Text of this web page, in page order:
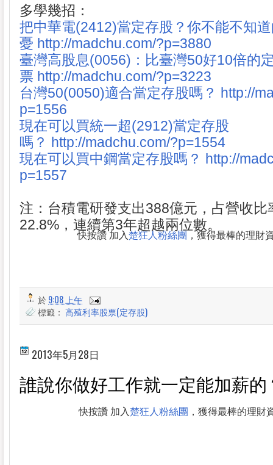
多學幾招：
把中華電(2412)當定存股？你不能不知
憂 http://madchu.com/?p=3880
臺灣高股息(0056)：比臺灣50好10倍的
票 http://madchu.com/?p=3223
台灣50(0050)適合當定存股嗎？ http://
p=1556
現在可以買統一超(2912)當定存股
嗎？ http://madchu.com/?p=1554
現在可以買中鋼當定存股嗎？ http://
p=1557
注：台積電研發支出388億元，占營收比
22.8%，連續第3年超越兩位數。
快按讚 加入楚狂人粉絲團 ，獲得最棒的理財
於9:08 上午
標籤： 高殖利率股票(定存股)
2013年5月28日
誰說你做好工作就一定能加薪的
快按讚 加入楚狂人粉絲團 ，獲得最棒的理財